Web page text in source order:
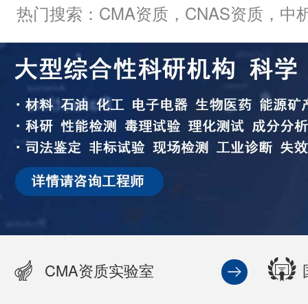
热门搜索：CMA资质，CNAS资质，中
CMA资质实验室